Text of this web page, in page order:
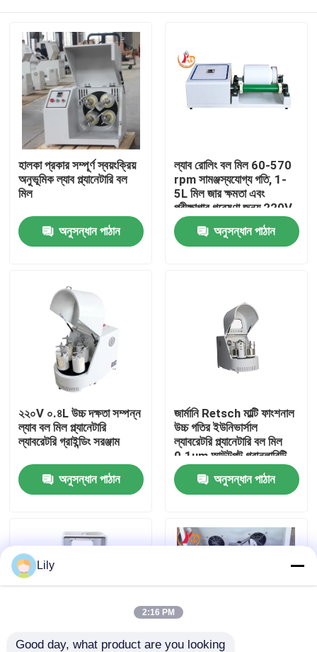
বাড়ি
আমাদের সম্পর্কে
কারখানা ভ্রমণ
মান নিয়ন্ত্রণ
আমাদের সাথে যোগাযোগ করুন
গ্রহের বল কল
ল্যাব বল মিল
হালকা প্রকার সম্পূর্ণ স্বয়ংক্রিয়
অনুভূমিক ল্যাব প্ল্যানেটারি বল
মিল
অনুসন্ধান পাঠান
ল্যাব রোলিং বল মিল 60-570
rpm সামঞ্জস্যযোগ্য গতি, 1-
5L মিল জার ক্ষমতা এবং
পরীক্ষাগার গবেষণা জন্য 220V
বা 110V পাওয়ার সাপ্লাই
অনুসন্ধান পাঠান
২২০V ০.৪L উচ্চ দক্ষতা সম্পন্ন
ল্যাব বল মিল প্ল্যানেটারি
ল্যাবরেটরি গ্রাইন্ডিং সরঞ্জাম
অনুসন্ধান পাঠান
জার্মানি Retsch মাল্টি ফাংশনাল
উচ্চ গতির ইউনিভার্সাল
ল্যাবরেটরি প্ল্যানেটারি বল মিল
0.1um আউটপুট গ্রানুলারিটি
সঙ্গে
অনুসন্ধান পাঠান
Lily
2:16 PM
Good day, what product are you looking